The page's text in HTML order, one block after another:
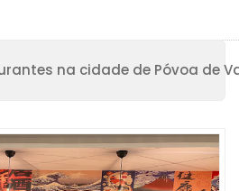
na cidade de Póvoa de